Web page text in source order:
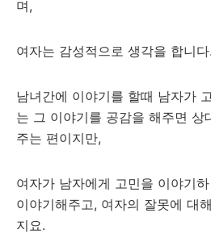
며,
여자는 감성적으로 생각을 합니다.
남녀간에 이야기를 할때 남자가
는 그 이야기를 공감을 해주면 상
주는 편이지만,
여자가 남자에게 고민을 이야기
이야기해주고, 여자의 잘못에 대
지요.